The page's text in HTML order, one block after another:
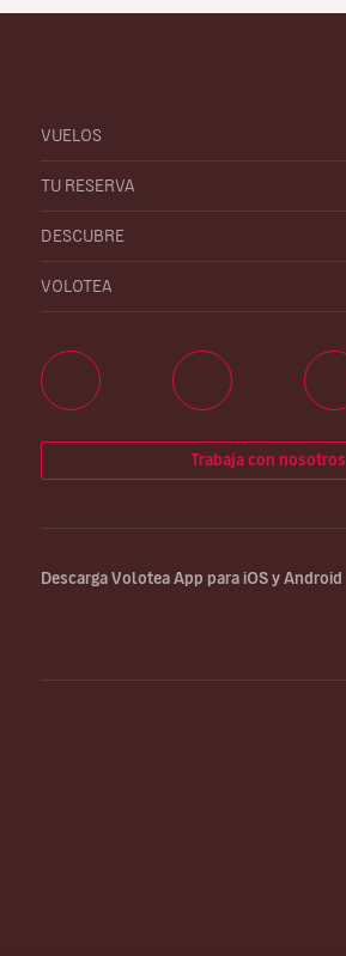
VUELOS
TU RESERVA
DESCUBRE
VOLOTEA
Trabaja con nosotros
Descarga Volotea App para iOS y Android